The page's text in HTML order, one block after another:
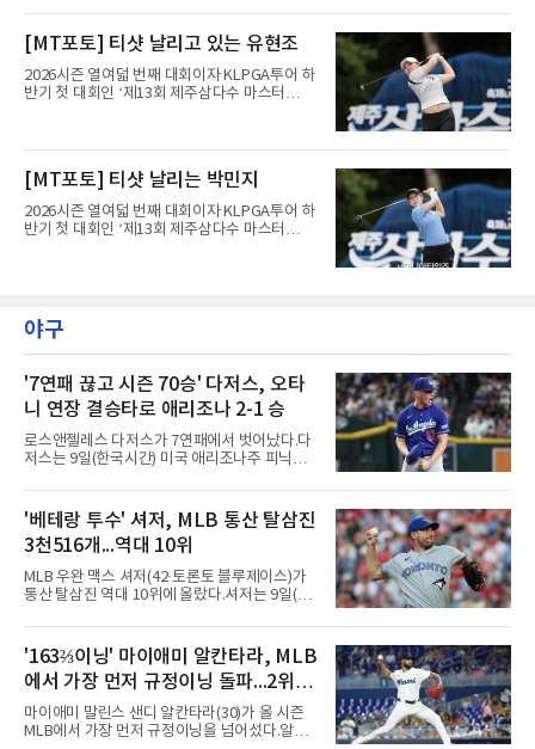
트(파72/6,767야드)에서 열리고 있다.9일 현재
홀에서 경기하고 있다.
[MT포토] 티샷 날리고 있는 유현조
2026시즌 열여덟 번째 대회이자 KLPGA투어 하
반기 첫 대회인 ‘제13회 제주삼다수 마스터
트(파72/6,767야드)에서 열리고 있다.9일 현재
홀에서 경기하고 있다.
[MT포토] 티샷 날리는 박민지
2026시즌 열여덟 번째 대회이자 KLPGA투어 하
반기 첫 대회인 ‘제13회 제주삼다수 마스터
홀에서 경기하고 있다.
야구
'7연패 끊고 시즌 70승' 다저스, 오타
니 연장 결승타로 애리조나 2-1 승
로스앤젤레스 다저스가 7연패에서 벗어났다.다
저스는 9일(한국시간) 미국 애리조나주 피닉스
아몬드백스전에서 2-1로 이겼다. 8회 카일 터커
의 솔로 홈런으로 앞섰으나 9회말 마무리 에드
윈 디아스가 헤랄도 페르도모와 코빈 캐럴에게
연속 3루타를 맞고 동점을 허용했다.수술과 재
활을 마치고 지난달 30일 복귀한 디아스는 전날
끝내기 역전 홈런에 이어 이틀 연속 무너졌다. 다
만 무사 3루를 실점 없이 넘겨 경기는 연장으로
이어가 1사 1, 3루에서 병살타를 유도했다.시즌
70승 47패가 된 다저스는 지구
'베테랑 투수' 셔저, MLB 통산 탈삼진
3천516개...역대 10위
MLB 우완 맥스 셔저(42·토론토 블루제이스)가
통산 탈삼진 역대 10위에 올랐다.셔저는 9일(한
서 열린 필라델피아 필리스와의 원정 경기에 선
발 등판해 5⅓이닝 4탈삼진을 기록, 통산 3천
516개를 쌓아 월터 존슨(3천515개)을 1개 차로
제쳤다.이 부문 1위는 놀런 라이언(5천714개)이
며 랜디 존슨(4천875개), 로저 클레먼스(4천672
개), 스티브 칼턴(4천136개)이 뒤를 잇는다.현역
중에서는 올 시즌 후 은퇴하는 통산 8위 저스틴
'163⅔이닝' 마이애미 알칸타라, MLB
에서 가장 먼저 규정이닝 돌파...2위와
14이닝 차
마이애미 말린스 샌디 알칸타라(30)가 올 시즌
MLB에서 가장 먼저 규정이닝을 넘어섰다.알칸